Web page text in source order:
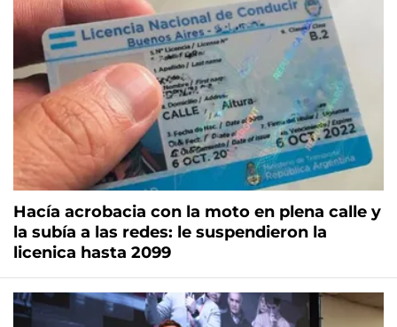
Hacía acrobacia con la moto en plena calle y
la subía a las redes: le suspendieron la
licenica hasta 2099